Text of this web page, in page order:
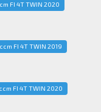
FI 4T TWIN 2020
FI 4T TWIN 2019
FI 4T TWIN 2020